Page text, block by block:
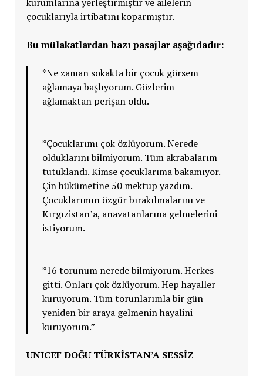
çocuklarıyla irtibatını koparmıştır.
Bu mülakatlardan bazı pasajlar aşağıdadır:
*Ne zaman sokakta bir çocuk görsem
ağlamaya başlıyorum. Gözlerim
ağlamaktan perişan oldu.
*Çocuklarımı çok özlüyorum. Nerede
olduklarını bilmiyorum. Tüm akrabalarım
tutuklandı. Kimse çocuklarıma bakamıyor.
Çin hükümetine 50 mektup yazdım.
Çocuklarımın özgür bırakılmalarını ve
Kırgızistan’a, anavatanlarına gelmelerini
istiyorum.
*16 torunum nerede bilmiyorum. Herkes
gitti. Onları çok özlüyorum. Hep hayaller
kuruyorum. Tüm torunlarımla bir gün
yeniden bir araya gelmenin hayalini
kuruyorum.”
UNICEF DOĞU TÜRKİSTAN’A SESSİZ